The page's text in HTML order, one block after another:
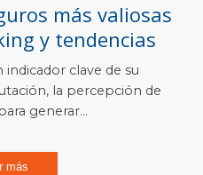
más valiosas
y tendencias
indicador clave de su
la percepción de
generar...
más